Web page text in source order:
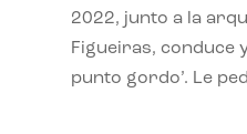
2022, junto a la
Figueiras, conduce
punto gordo’. Le